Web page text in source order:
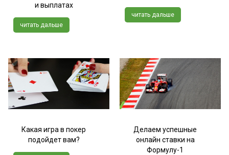
и выплатах
читать дальше
читать дальше
Какая игра в покер
подойдет вам?
Делаем успешные
онлайн ставки на
Формулу-1